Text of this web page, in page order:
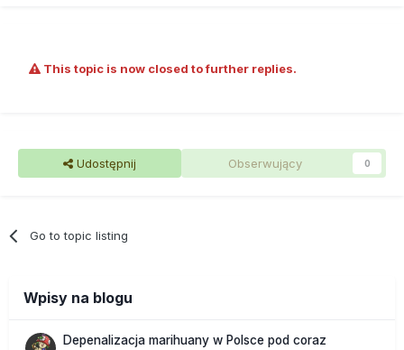
This topic is now closed to further replies.
Udostępnij Obserwujący 0
Go to topic listing
Wpisy na blogu
Depenalizacja marihuany w Polsce pod coraz